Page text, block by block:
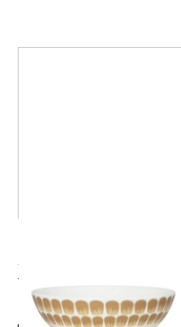
24hトゥオキオ ボウル 16cm
ベージュ
￥3,850 (税込)